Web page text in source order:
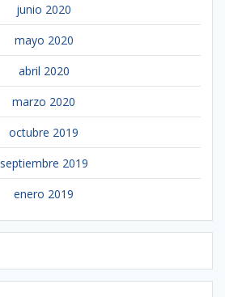
junio 2020
mayo 2020
abril 2020
marzo 2020
octubre 2019
septiembre 2019
enero 2019